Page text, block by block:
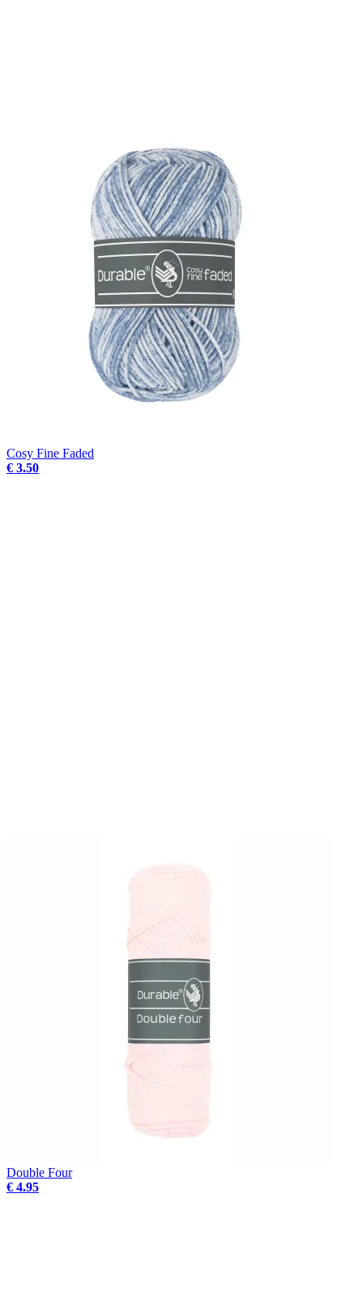
Cosy Fine Faded
€ 3.50
Double Four
€ 4.95